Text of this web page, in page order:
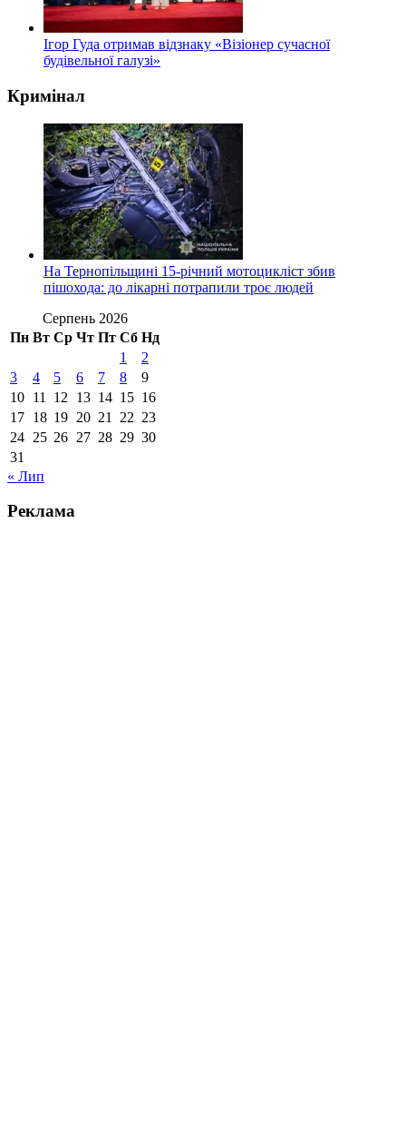
Ігор Гуда отримав відзнаку «Візіонер сучасної
будівельної галузі»
Кримінал
На Тернопільщині 15-річний мотоцикліст збив
пішохода: до лікарні потрапили троє людей
Серпень 2026
Пн Вт Ср Чт Пт Сб Нд
1
2
3
4 5 6 7 8
9
10 11 12 13 14 15 16
17 18 19 20 21 22 23
24 25 26 27 28 29 30
31
« Лип
Реклама